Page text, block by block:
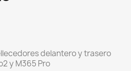
delantero y trasero
y M365 Pro